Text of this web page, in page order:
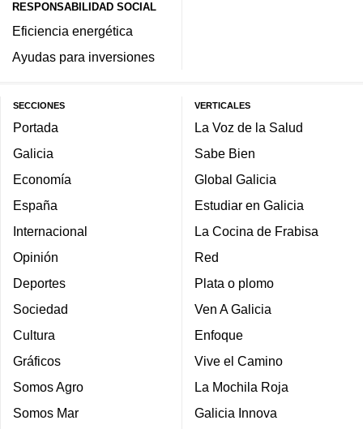
RESPONSABILIDAD SOCIAL
Eficiencia energética
Ayudas para inversiones
SECCIONES
Portada
Galicia
Economía
España
Internacional
Opinión
Deportes
Sociedad
Cultura
Gráficos
Somos Agro
Somos Mar
VERTICALES
La Voz de la Salud
Sabe Bien
Global Galicia
Estudiar en Galicia
La Cocina de Frabisa
Red
Plata o plomo
Ven A Galicia
Enfoque
Vive el Camino
La Mochila Roja
Galicia Innova